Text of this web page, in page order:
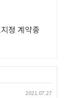
정 계약중
2021.07.27